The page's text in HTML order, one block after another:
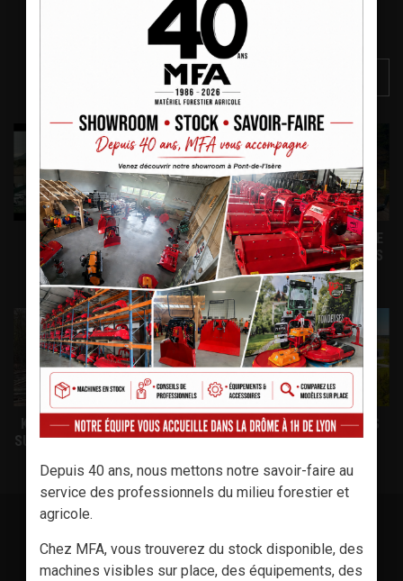
VOIR NOTRE CHAÎNE YOUTUBE
FILM PRÉSENTATION
SOCIÉTÉ MFA
PALMS 1ER FABRICANT DE
REMORQUES FORESTIÈRES
EN EUROPE
KLEMMBANK - CLAMBUNK
SUR REMORQUE FORESTIÈRE
VISITE DE L'USINE PALMS
Depuis 40 ans, nous mettons notre savoir-faire au
service des professionnels du milieu forestier et
agricole.
Chez MFA, vous trouverez du stock disponible, des
machines visibles sur place, des équipements, des